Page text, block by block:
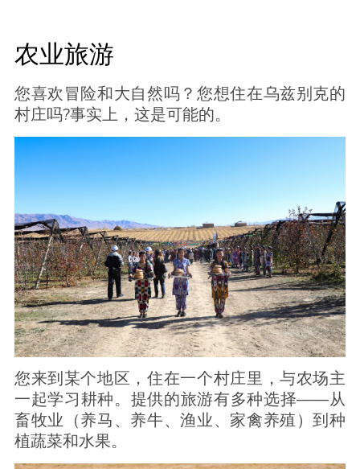
农业旅游
您喜欢冒险和大自然吗？您想住在乌兹别克的
村庄吗?事实上，这是可能的。
您来到某个地区，住在一个村庄里，与农场主
一起学习耕种。提供的旅游有多种选择——从
畜牧业（养马、养牛、渔业、家禽养殖）到种
植蔬菜和水果。